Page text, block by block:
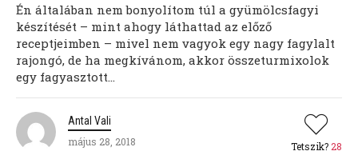
Én általában nem bonyolítom túl a gyümölcsfagyi
készítését – mint ahogy láthattad az előző
receptjeimben – mivel nem vagyok egy nagy fagylalt
rajongó, de ha megkívánom, akkor összeturmixolok
egy fagyasztott...
Antal Vali
május 28, 2018
Tetszik? 28